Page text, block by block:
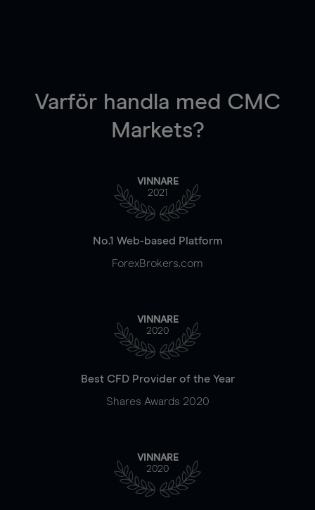
Varför handla med CMC
Markets?
VINNARE
2021
No.1 Web-based Platform
ForexBrokers.com
VINNARE
2020
Best CFD Provider of the Year
Shares Awards 2020
VINNARE
2020